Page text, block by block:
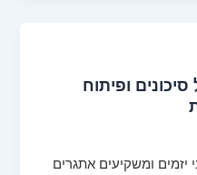
סיכונים ופיתוח
יזמים ומשקיעים אתגרים